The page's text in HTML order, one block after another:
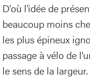
D'où l'idée de
beaucoup moins
les plus épineux
passage à vélo de
le sens de la largeur.